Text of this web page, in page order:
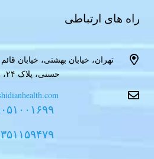
راه های ارتباطی
تهران، خیابان بهشتی، خیابان
حسنی، پلاک ۲۴، طبقه هفتم